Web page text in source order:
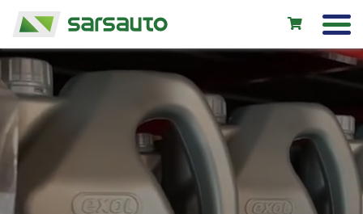
Exol eļļas
Autoserviss
Noma
Veikals